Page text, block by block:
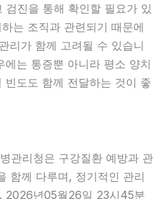
검진을 통해 확인할 필요가 있
는 조직과 관련되기 때문에
리가 함께 고려될 수 있습니
는 통증뿐 아니라 평소 양치
도도 함께 전달하는 것이 좋
관리청은 구강질환 예방과 관
함께 다루며, 정기적인 관리
2026년05월26일 23시45분